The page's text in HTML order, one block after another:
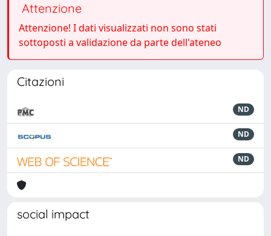
Attenzione
Attenzione! I dati visualizzati non sono stati
sottoposti a validazione da parte dell'ateneo
Citazioni
ND
ND
ND
social impact